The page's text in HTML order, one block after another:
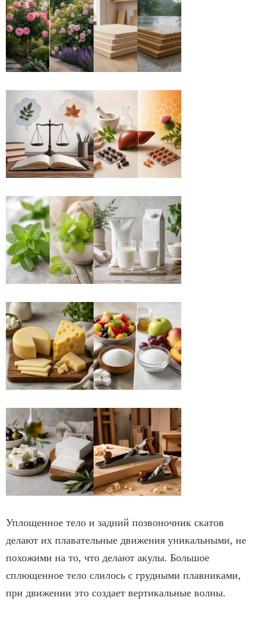
Уплощенное тело и задний позвоночник скатов
делают их плавательные движения уникальными, не
похожими на то, что делают акулы. Большое
сплющенное тело слилось с грудными плавниками,
при движении это создает вертикальные волны.